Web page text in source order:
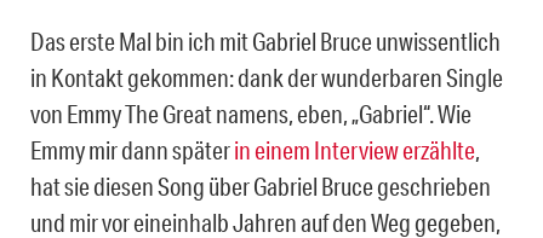
Das erste Mal bin ich mit Gabriel Bruce unwissentlich
in Kontakt gekommen: dank der wunderbaren Single
von Emmy The Great namens, eben, „Gabriel“. Wie
Emmy mir dann späterin einem Interview erzählte,
hat sie diesen Song über Gabriel Bruce geschrieben
und mir vor eineinhalb Jahren auf den Weg gegeben,